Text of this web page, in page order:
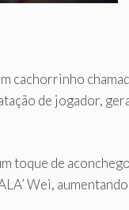
cachorrinho
de jogador,
toque de
Wei,